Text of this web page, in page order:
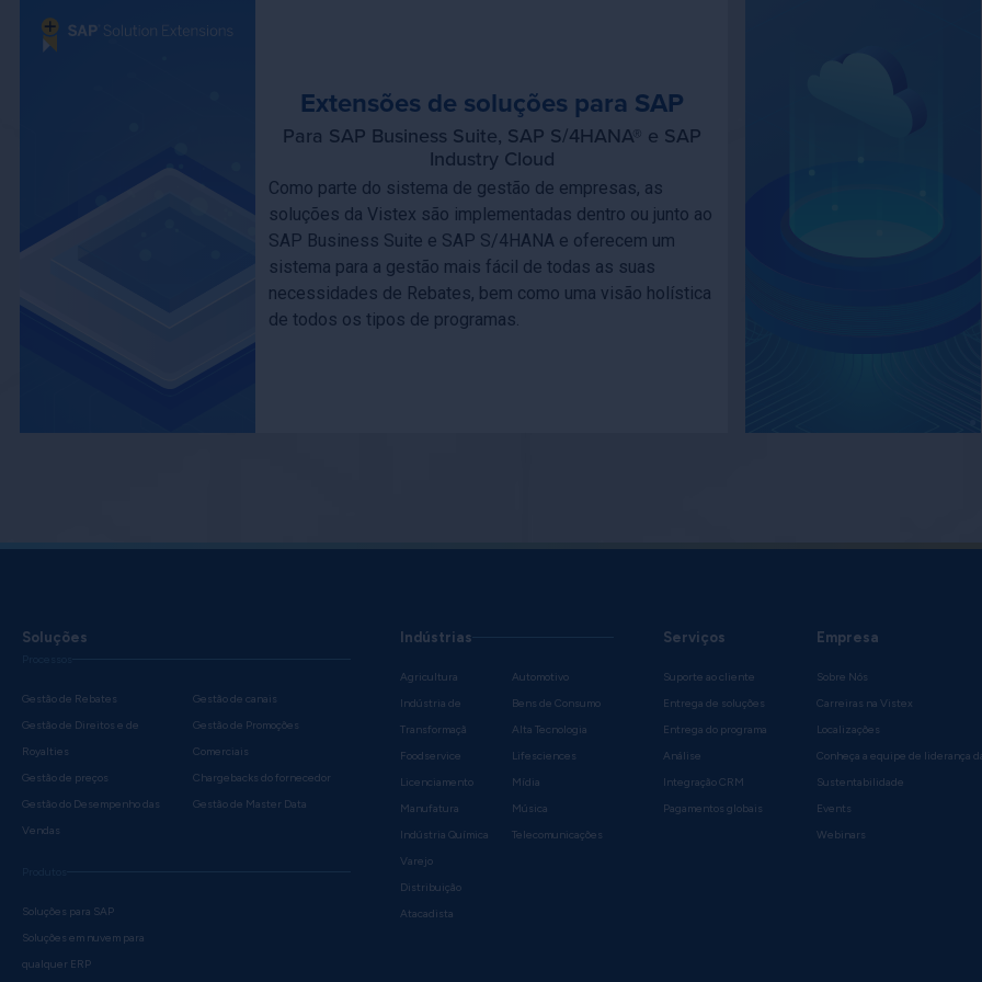
Extensões de soluções para SAP
Para SAP Business Suite, SAP S/4HANA® e SAP
Industry Cloud
Como parte do sistema de gestão de empresas, as
soluções da Vistex são implementadas dentro ou junto ao
SAP Business Suite e SAP S/4HANA e oferecem um
sistema para a gestão mais fácil de todas as suas
necessidades de Rebates, bem como uma visão holística
de todos os tipos de programas.
Soluções
Gestão de Rebates
Gestão de Direitos e de
Royalties
Gestão de preços
Gestão do Desempenho das
Vendas
Gestão de canais
Gestão de Promoções
Comerciais
Chargebacks do fornecedor
Gestão de Master Data
Soluções para SAP
Soluções em nuvem para
qualquer ERP
Indústrias
Agricultura
Indústria de
Transformaçã
Foodservice
Licenciamento
Manufatura
Indústria Química
Varejo
Distribuição
Atacadista
Automotivo
Bens de Consumo
Alta Tecnologia
Lifesciences
Mídia
Música
Telecomunicações
Serviços
Suporte ao cliente
Entrega de soluções
Entrega do programa
Análise
Integração CRM
Pagamentos globais
Empresa
Sobre Nós
Carreiras na Vistex
Localizações
Conheça a equipe de liderança
Sustentabilidade
Events
Webinars